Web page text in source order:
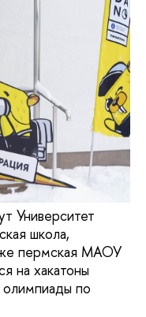
Университет
школа,
пермская МАОУ
на хакатоны
по